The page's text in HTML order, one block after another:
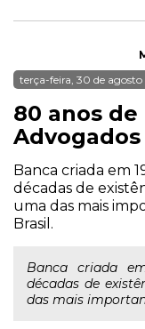
terça-feira, 30 de agosto
80 anos
Advogados
Banca criada em
décadas de
uma das mais
Brasil.
Banca criada
décadas de
das mais